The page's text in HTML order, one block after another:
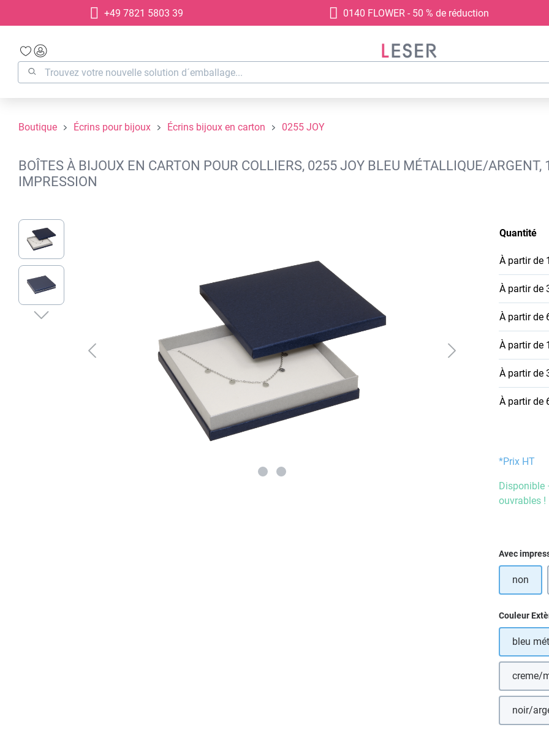
Passer à la navigation principale
+49 7821 5803 39 0140 FLOWER - 50 % de réduction
Boutique Écrins pour bijoux Écrins bijoux en carton 0255 JOY
BOÎTES À BIJOUX EN CARTON POUR COLLIERS, 0255 JOY BLEU MÉTALLIQUE/
IMPRESSION
Ignorer la galerie d'images
Quantité
À partir de
À partir de
À partir de
À partir de
À partir de
À partir de
*Prix HT
Disponible
ouvrables !
Avec
non
Couleur
bleu
creme/
noir/